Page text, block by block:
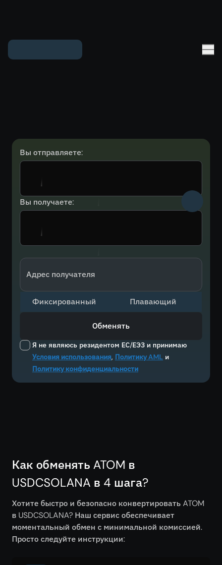
Вы отправляете:
Вы получаете:
Адрес получателя
Я не являюсь резидентом ЕС/ЕЭЗ и принимаю
Условия использования, Политику AML и
Политику конфиденциальности
Фиксированный Плавающий
Обменять
Как обменять ATOM в
USDCSOLANA в 4 шага?
Хотите быстро и безопасно конвертировать ATOM
в USDCSOLANA? Наш сервис обеспечивает
моментальный обмен с минимальной комиссией.
Просто следуйте инструкции: